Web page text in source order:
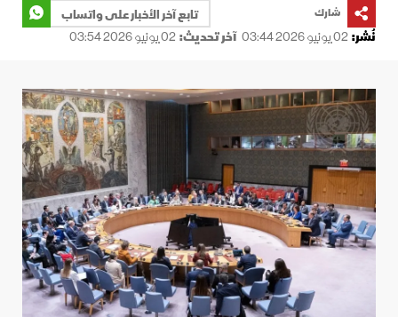
شارك
تابع آخر الأخبار على واتساب
نُشر:02 يونيو 2026 03:44 آخر تحديث:02 يونيو 2026 03:54